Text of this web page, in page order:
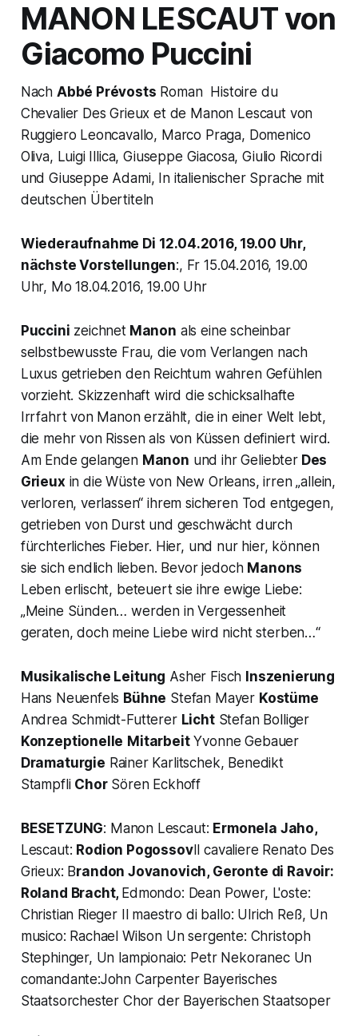
MANON LESCAUTvon
Giacomo Puccini
Nach Abbé Prévosts Roman Histoire du
Chevalier Des Grieux et de Manon Lescautvon
Ruggiero Leoncavallo, Marco Praga, Domenico
Oliva, Luigi Illica, Giuseppe Giacosa, Giulio Ricordi
und Giuseppe Adami, In italienischer Sprache mit
deutschen Übertiteln
Wiederaufnahme Di 12.04.2016, 19.00 Uhr,
nächste Vorstellungen:, Fr 15.04.2016, 19.00
Uhr, Mo 18.04.2016, 19.00 Uhr
Puccini zeichnet Manon als eine scheinbar
selbstbewusste Frau, die vom Verlangen nach
Luxus getrieben den Reichtum wahren Gefühlen
vorzieht. Skizzenhaft wird die schicksalhafte
Irrfahrt von Manon erzählt, die in einer Welt lebt,
die mehr von Rissen als von Küssen definiert wird.
Am Ende gelangen Manon und ihr GeliebterDes
Grieux in die Wüste von New Orleans, irren„allein,
verloren, verlassen“ ihrem sicheren Tod entgegen,
getrieben von Durst und geschwächt durch
fürchterliches Fieber. Hier, und nur hier, können
sie sich endlich lieben. Bevor jedoch Manons
Leben erlischt, beteuert sie ihre ewige Liebe:
„Meine Sünden… werden in Vergessenheit
geraten, doch meine Liebe wird nicht sterben…“
Musikalische Leitung Asher Fisch Inszenierung
Hans Neuenfels Bühne Stefan Mayer Kostüme
Andrea Schmidt-Futterer LichtStefan Bolliger
Konzeptionelle MitarbeitYvonne Gebauer
Dramaturgie Rainer Karlitschek, Benedikt
Stampfli ChorSören Eckhoff
BESETZUNG: Manon Lescaut: Ermonela Jaho,
Lescaut: Rodion PogossovIl cavaliere Renato Des
Grieux: Brandon Jovanovich, Geronte di Ravoir:
Roland Bracht, Edmondo: Dean Power, L'oste:
Christian Rieger Il maestro di ballo: Ulrich Reß, Un
musico: Rachael Wilson Un sergente: Christoph
Stephinger, Un lampionaio: Petr Nekoranec Un
comandante:John Carpenter Bayerisches
Staatsorchester Chor der Bayerischen Staatsoper